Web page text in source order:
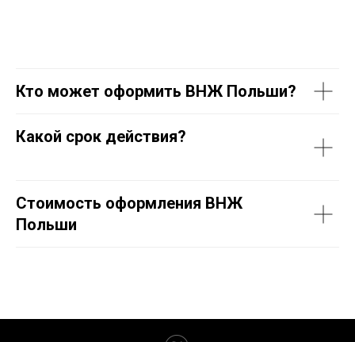
Кто может оформить ВНЖ Польши?
Какой срок действия?
Стоимость оформления ВНЖ
Польши